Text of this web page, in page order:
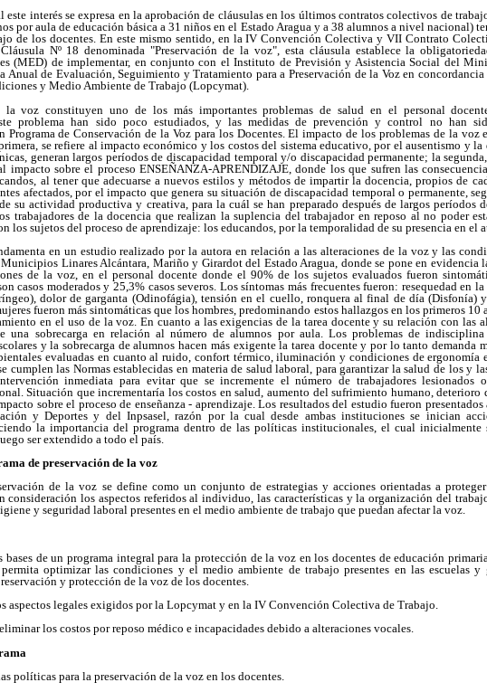
interés se expresa en la aprobación de cláusulas en los últimos contratos colectivos de
por aula de educación básica a 31 niños en el Estado Aragua y a 38 alumnos a nivel nacional)
de los docentes. En este mismo sentido, en la IV Convención Colectiva y VII Contrato
Nº 18 denominada "Preservación de la voz", esta cláusula establece la
(MED) de implementar, en conjunto con el Instituto de Previsión y Asistencia Social del
Anual de Evaluación, Seguimiento y Tratamiento para a Preservación de la Voz en
y Medio Ambiente de Trabajo (Lopcymat).
la voz constituyen uno de los más importantes problemas de salud en el personal
problema han sido poco estudiados, y las medidas de prevención y control no han
Programa de Conservación de la Voz para los Docentes. El impacto de los problemas de la voz
se refiere al impacto económico y los costos del sistema educativo, por el ausentismo y la
generan largos períodos de discapacidad temporal y/o discapacidad permanente; la
impacto sobre el proceso ENSEÑANZA-APRENDIZAJE, donde los que sufren las
al tener que adecuarse a nuevos estilos y métodos de impartir la docencia, propios de
afectados, por el impacto que genera su situación de discapacidad temporal o permanente,
su actividad productiva y creativa, para la cuál se han preparado después de largos períodos
trabajadores de la docencia que realizan la suplencia del trabajador en reposo al no poder
los sujetos del proceso de aprendizaje: los educandos, por la temporalidad de su presencia en el
en un estudio realizado por la autora en relación a las alteraciones de la voz y las
Linares Alcántara, Mariño y Girardot del Estado Aragua, donde se pone en evidencia
de la voz, en el personal docente donde el 90% de los sujetos evaluados fueron
casos moderados y 25,3% casos severos. Los síntomas más frecuentes fueron: resequedad en la
dolor de garganta (Odinofágia), tensión en el cuello, ronquera al final de día (Disfonía)
fueron más sintomáticas que los hombres, predominando estos hallazgos en los primeros 10
en el uso de la voz. En cuanto a las exigencias de la tarea docente y su relación con las
una sobrecarga en relación al número de alumnos por aula. Los problemas de
y la sobrecarga de alumnos hacen más exigente la tarea docente y por lo tanto demanda
evaluadas en cuanto al ruido, confort térmico, iluminación y condiciones de ergonomía
cumplen las Normas establecidas en materia de salud laboral, para garantizar la salud de los y
inmediata para evitar que se incremente el número de trabajadores lesionados
Situación que incrementaría los costos en salud, aumento del sufrimiento humano, deterioro
sobre el proceso de enseñanza - aprendizaje. Los resultados del estudio fueron
y Deportes y del Inpsasel, razón por la cual desde ambas instituciones se inician
la importancia del programa dentro de las políticas institucionales, el cual inicialmente
ser extendido a todo el país.
de preservación de la voz
de la voz se define como un conjunto de estrategias y acciones orientadas a
consideración los aspectos referidos al individuo, las características y la organización del
y seguridad laboral presentes en el medio ambiente de trabajo que puedan afectar la voz.
bases de un programa integral para la protección de la voz en los docentes de educación
optimizar las condiciones y el medio ambiente de trabajo presentes en las escuelas y
y protección de la voz de los docentes.
aspectos legales exigidos por la Lopcymat y en la IV Convención Colectiva de Trabajo.
los costos por reposo médico e incapacidades debido a alteraciones vocales.
políticas para la preservación de la voz en los docentes.